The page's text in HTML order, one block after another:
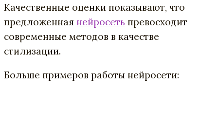
Качественные оценки показывают, что
предложенная нейросеть превосходит
современные методов в качестве
стилизации.
Больше примеров работы нейросети: